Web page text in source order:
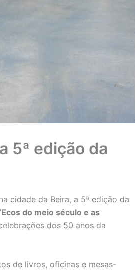
5ª edição da
cidade da Beira, a 5ª edição da
do meio século e as
dos 50 anos da
de livros, oficinas e mesas-